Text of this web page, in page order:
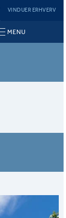
VINDUER ERHVERV
MENU